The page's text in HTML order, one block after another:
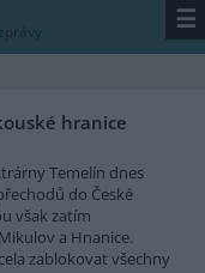
zprávy ☰
hranice
Temelín dnes
do České
však zatím
a Hnanice.
zablokovat všechny